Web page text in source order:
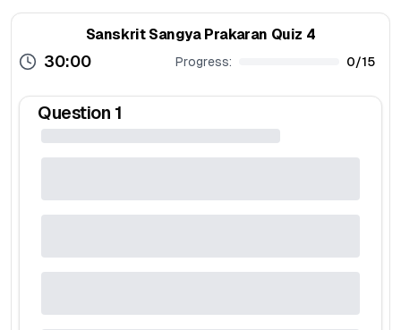
Sanskrit Sangya Prakaran Quiz 4
30:00 Progress: 0/15
Question 1